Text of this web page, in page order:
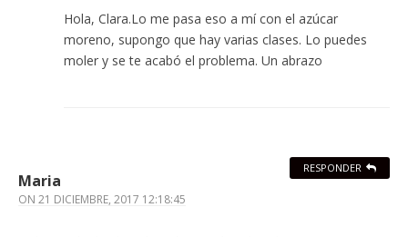
Hola, Clara.Lo me pasa eso a mí con el azúcar
moreno, supongo que hay varias clases. Lo puedes
moler y se te acabó el problema. Un abrazo
Maria
ON 21 DICIEMBRE, 2017 12:18:45
RESPONDER